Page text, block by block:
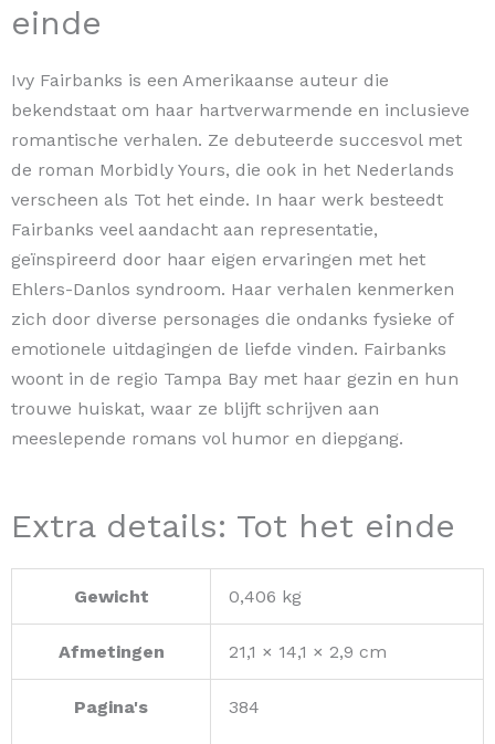
einde
Ivy Fairbanks is een Amerikaanse auteur die
bekendstaat om haar hartverwarmende en inclusieve
romantische verhalen. Ze debuteerde succesvol met
de roman Morbidly Yours, die ook in het Nederlands
verscheen als Tot het einde. In haar werk besteedt
Fairbanks veel aandacht aan representatie,
geïnspireerd door haar eigen ervaringen met het
Ehlers-Danlos syndroom. Haar verhalen kenmerken
zich door diverse personages die ondanks fysieke of
emotionele uitdagingen de liefde vinden. Fairbanks
woont in de regio Tampa Bay met haar gezin en hun
trouwe huiskat, waar ze blijft schrijven aan
meeslepende romans vol humor en diepgang.
Extra details: Tot het einde
Gewicht 0,406 kg
Afmetingen 21,1 × 14,1 × 2,9 cm
Pagina's 384